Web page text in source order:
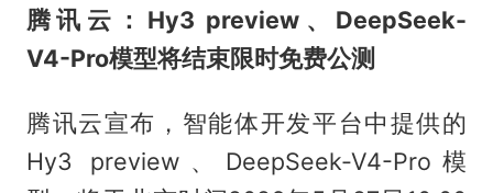
腾讯云：Hy3 preview、DeepSeek-
V4-Pro模型将结束限时免费公测
腾讯云宣布，智能体开发平台中提供的
Hy3 preview、DeepSeek-V4-Pro模